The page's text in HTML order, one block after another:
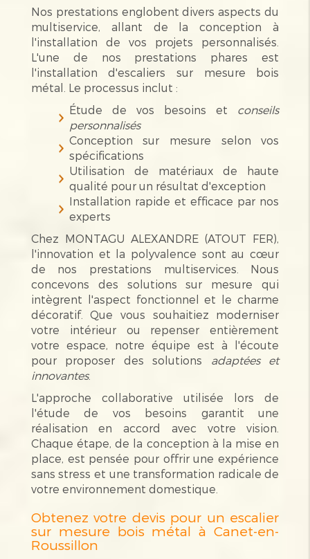
Nos prestations englobent divers aspects du
multiservice, allant de la conception à
l'installation de vos projets personnalisés.
L'une de nos prestations phares est
l'installation d'escaliers sur mesure bois
métal. Le processus inclut :
Étude de vos besoins et conseils
personnalisés
Conception sur mesure selon vos
spécifications
Utilisation de matériaux de haute
qualité pour un résultat d'exception
Installation rapide et efficace par nos
experts
Chez MONTAGU ALEXANDRE (ATOUT FER),
l'innovation et la polyvalence sont au cœur
de nos prestations multiservices. Nous
concevons des solutions sur mesure qui
intègrent l'aspect fonctionnel et le charme
décoratif. Que vous souhaitiez moderniser
votre intérieur ou repenser entièrement
votre espace, notre équipe est à l'écoute
pour proposer des solutions adaptées et
innovantes.
L'approche collaborative utilisée lors de
l'étude de vos besoins garantit une
réalisation en accord avec votre vision.
Chaque étape, de la conception à la mise en
place, est pensée pour offrir une expérience
sans stress et une transformation radicale de
votre environnement domestique.
Obtenez votre devis pour un escalier
sur mesure bois métal à Canet-en-
Roussillon